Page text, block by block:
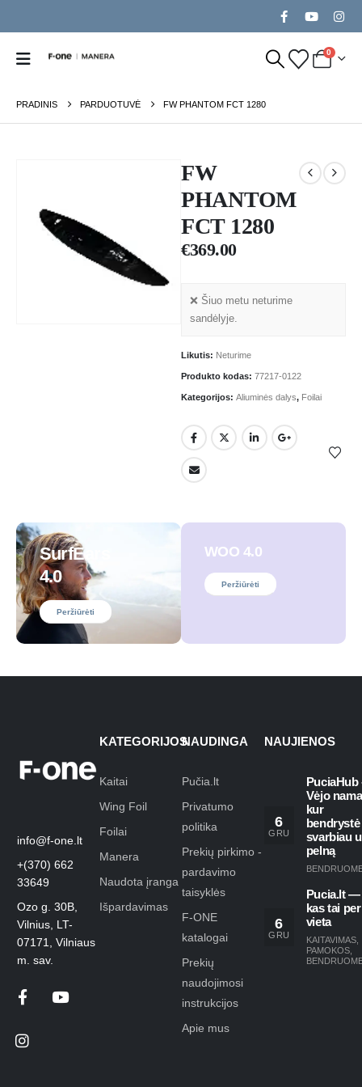
0
PRADINIS PARDUOTUVĖ FW PHANTOM FCT 1280
FW
PHANTOM
FCT 1280
€369.00
❌ Šiuo metu neturime
sandėlyje.
Likutis: Neturime
Produkto kodas: 77217-0122
Kategorijos: Aliuminės dalys, Foilai
SurfEars
4.0
Peržiūrėti
WOO 4.0
Peržiūrėti
info@f-one.lt
+(370) 662
33649
Ozo g. 30B,
Vilnius, LT-
07171, Vilniaus
m. sav.
KATEGORIJOS
Kaitai
Wing Foil
Foilai
Manera
Naudota įranga
Išpardavimas
NAUDINGA
Pučia.lt
Privatumo
politika
Prekių pirkimo -
pardavimo
taisyklės
F-ONE
katalogai
Prekių
naudojimosi
instrukcijos
Apie mus
NAUJIENOS
6
GRU
PuciaHub
Vėjo
kur
bendrystė
svarbiau
pelną
6
GRU
Pucia.lt —
kas tai per
vieta
KAITAVIMAS
PAMOKOS